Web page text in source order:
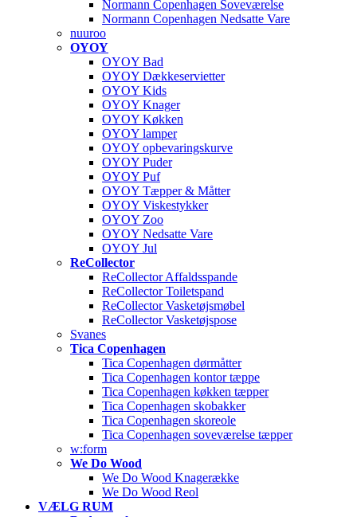
Normann Copenhagen Soveværelse
Normann Copenhagen Nedsatte Vare
nuuroo
OYOY
OYOY Bad
OYOY Dækkeservietter
OYOY Kids
OYOY Knager
OYOY Køkken
OYOY lamper
OYOY opbevaringskurve
OYOY Puder
OYOY Puf
OYOY Tæpper & Måtter
OYOY Viskestykker
OYOY Zoo
OYOY Nedsatte Vare
OYOY Jul
ReCollector
ReCollector Affaldsspande
ReCollector Toiletspand
ReCollector Vasketøjsmøbel
ReCollector Vasketøjspose
Svanes
Tica Copenhagen
Tica Copenhagen dørmåtter
Tica Copenhagen kontor tæppe
Tica Copenhagen køkken tæpper
Tica Copenhagen skobakker
Tica Copenhagen skoreole
Tica Copenhagen soveværelse tæpper
w:form
We Do Wood
We Do Wood Knagerække
We Do Wood Reol
VÆLG RUM